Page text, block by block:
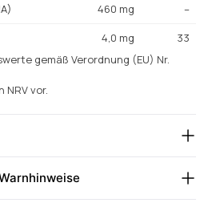
460 mg
–
4,0 mg
33
gemäß Verordnung (EU) Nr.
vor.